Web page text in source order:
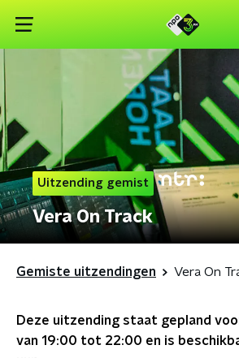
Uitzending gemist
Vera On Track
Gemiste uitzendingen Vera On
Deze uitzending staat gepland
van 19:00 tot 22:00 en is